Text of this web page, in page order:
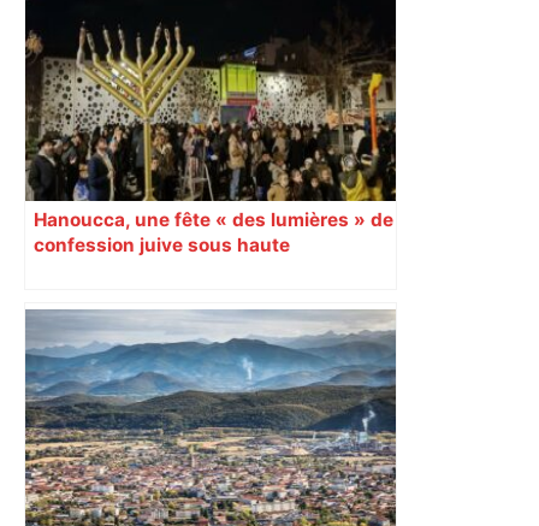
Hanoucca, une fête « des lumières » de
confession juive sous haute
Labège, près de Toulouse